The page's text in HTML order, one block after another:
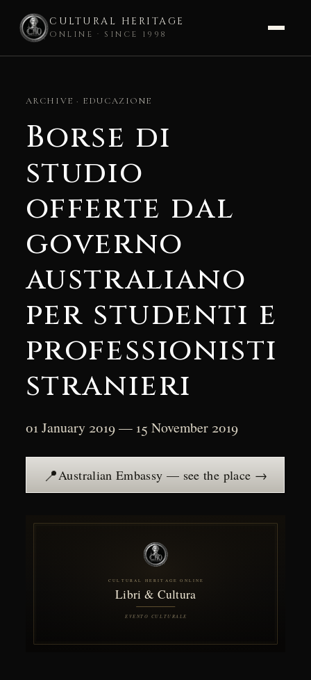
CULTURAL HERITAGE
ONLINE · SINCE 1998
contentARCHIVE · EDUCAZIONE
Borse di
studio
offerte dal
governo
australiano
per studenti e
professionisti
stranieri
01 January 2019 — 15 November 2019
📍Australian Embassy — see the place →